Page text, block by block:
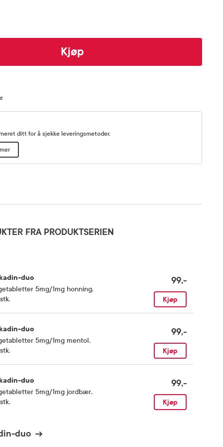
Kjøp
ditt for å sjekke leveringsmetoder.
FRA PRODUKTSERIEN
duo
5mg/1mg honning,
99,-
Kjøp
duo
5mg/1mg mentol,
99,-
Kjøp
duo
5mg/1mg jordbær,
99,-
Kjøp
duo